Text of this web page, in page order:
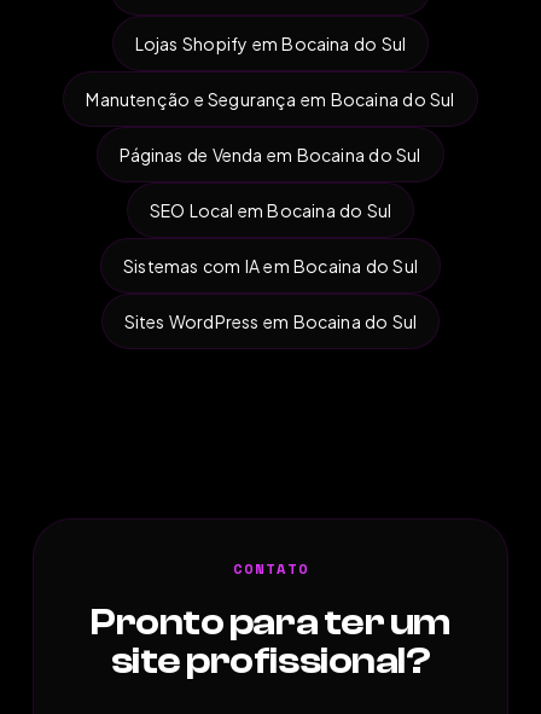
Lojas Shopify em Bocaina do Sul
Manutenção e Segurança em Bocaina do Sul
Páginas de Venda em Bocaina do Sul
SEO Local em Bocaina do Sul
Sistemas com IA em Bocaina do Sul
Sites WordPress em Bocaina do Sul
CONTATO
Pronto para ter um
site profissional?